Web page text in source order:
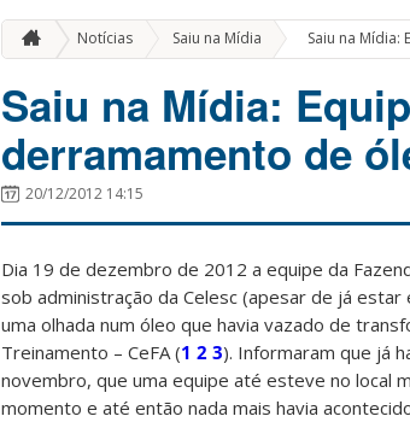
Notícias Saiu na Mídia » Saiu na Mídia:
Saiu na Mídia:
derramamento de
20/12/2012 14:15
Dia 19 de dezembro de 2012 a equipe da
sob administração da Celesc (apesar de já
uma olhada num óleo que havia vazado de
Treinamento – CeFA (1 2 3). Informaram que já
novembro, que uma equipe até esteve no local
momento e até então nada mais havia